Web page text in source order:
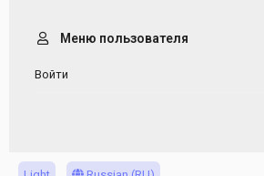
Меню пользователя
Войти